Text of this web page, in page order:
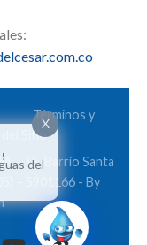
Términos y
del Sitio
– 15. Barrio Santa
– 5901166 - By
X
del